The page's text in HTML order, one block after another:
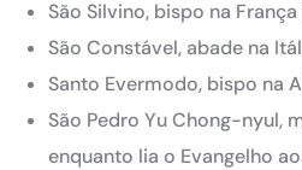
São Silvino, bispo na França
São Constável, abade na
Santo Evermodo, bispo na
São Pedro Yu Chong-nyul,
enquanto lia o Evangelho